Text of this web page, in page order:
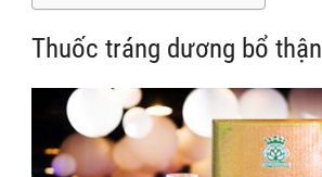
Thuốc tráng dương bổ thận